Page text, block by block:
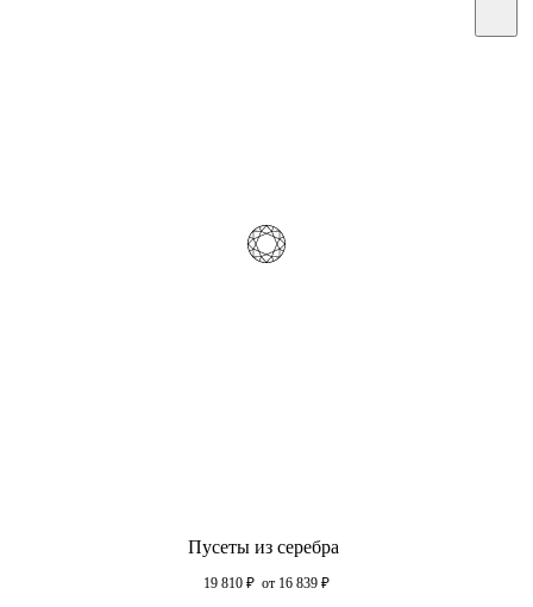
Пусеты из серебра
19 810 ₽ от 16 839 ₽